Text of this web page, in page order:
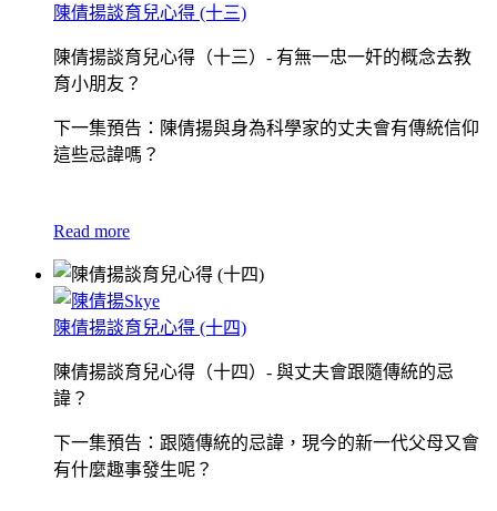
陳倩揚談育兒心得 (十三)
陳倩揚談育兒心得（十三）- 有無一忠一奸的概念去教
育小朋友？
下一集預告：陳倩揚與身為科學家的丈夫會有傳統信仰
這些忌諱嗎？
Read more
陳倩揚談育兒心得 (十四)
陳倩揚談育兒心得（十四）- 與丈夫會跟隨傳統的忌
諱？
下一集預告：跟隨傳統的忌諱，現今的新一代父母又會
有什麼趣事發生呢？